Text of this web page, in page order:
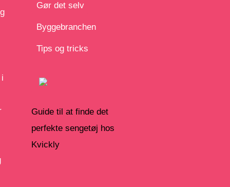
Gør det selv
Byggebranchen
Tips og tricks
Guide til at finde det
perfekte sengetøj hos
Kvickly